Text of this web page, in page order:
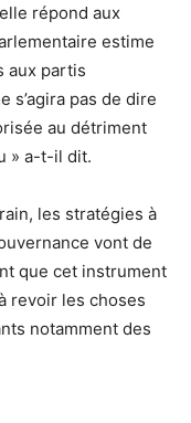
répond aux
estime
aux partis
s’agira pas de dire
au détriment
» a-t-il dit.
les stratégies à
vont de
que cet instrument
revoir les choses
notamment des